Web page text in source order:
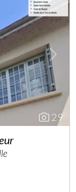
Next
29